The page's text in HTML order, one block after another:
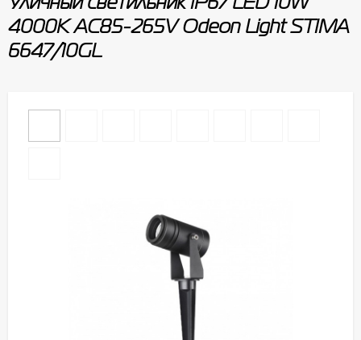
Уличный светильник IP67 LED 10W
4000K AC85-265V Odeon Light STIMA
6647/10GL